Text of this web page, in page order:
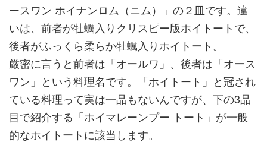
ースワン ホイナンロム（ニム）」の２皿です。違
いは、前者が牡蠣入りクリスピー版ホイトートで、
後者がふっくら柔らか牡蠣入りホイトート。
厳密に言うと前者は「オールワ」、後者は「オース
ワン」という料理名です。「ホイトート」と冠され
ている料理って実は一品もないんですが、下の3品
目で紹介する「ホイマレーンプー トート」が一般
的なホイトートに該当します。